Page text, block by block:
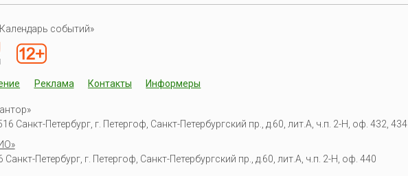
событий»
Реклама Контакты Информеры
Санкт-Петербург, г. Петергоф, Санкт-Петербургский пр., д.60, лит.А, ч.п. 2-Н, оф. 432, 434
Санкт-Петербург, г. Петергоф, Санкт-Петербургский пр., д.60, лит.А, ч.п. 2-Н, оф. 440